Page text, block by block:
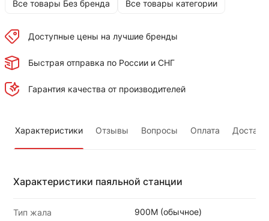
Все товары Без бренда Все товары категории
Доступные цены на лучшие бренды
Быстрая отправка по России и СНГ
Гарантия качества от производителей
Характеристики Отзывы Вопросы Оплата
Характеристики паяльной станции
Тип жала 900M (обычное)